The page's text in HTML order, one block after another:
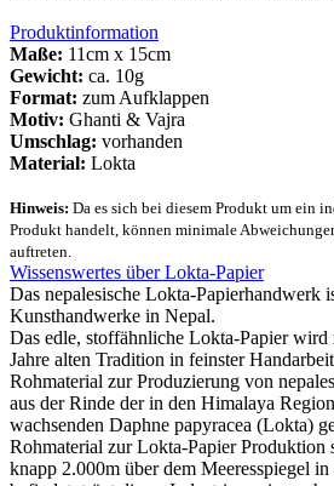
Produktinformation
Maße: 11cm x 15cm
Gewicht: ca. 10g
Format: zum Aufklappen
Motiv: Ghanti & Vajra
Umschlag: vorhanden
Material: Lokta
Hinweis: Da es sich bei diesem Produkt um ein
Produkt handelt, können minimale
auftreten.
Wissenswertes über Lokta-Papier
Das nepalesische Lokta-Papierhandwerk
Kunsthandwerke in Nepal.
Das edle, stoffähnliche Lokta-Papier wird
Jahre alten Tradition in feinster
Rohmaterial zur Produzierung von
aus der Rinde der in den Himalaya
wachsenden Daphne papyracea (Lokta)
Rohmaterial zur Lokta-Papier Produktion
knapp 2.000m über dem Meeresspiegel